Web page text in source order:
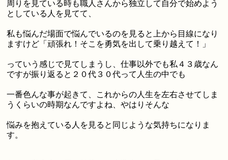
周りを見ている時も職人さんから独立して自分で始めよう
としている人を見てて、
私も悩んだ場面で悩んでいるのを見ると上から目線になり
ますけど「頑張れ！そこを勇気を出して乗り越えて！」
っていう感じで見てしまうし、仕事以外でも私４３歳なん
ですが振り返ると２０代３０代って人生の中でも
一番色んな事が起きて、これからの人生を左右させてしま
うくらいの時期なんですよね、やはりそんな
悩みを抱えている人を見ると同じような気持ちになりま
す。